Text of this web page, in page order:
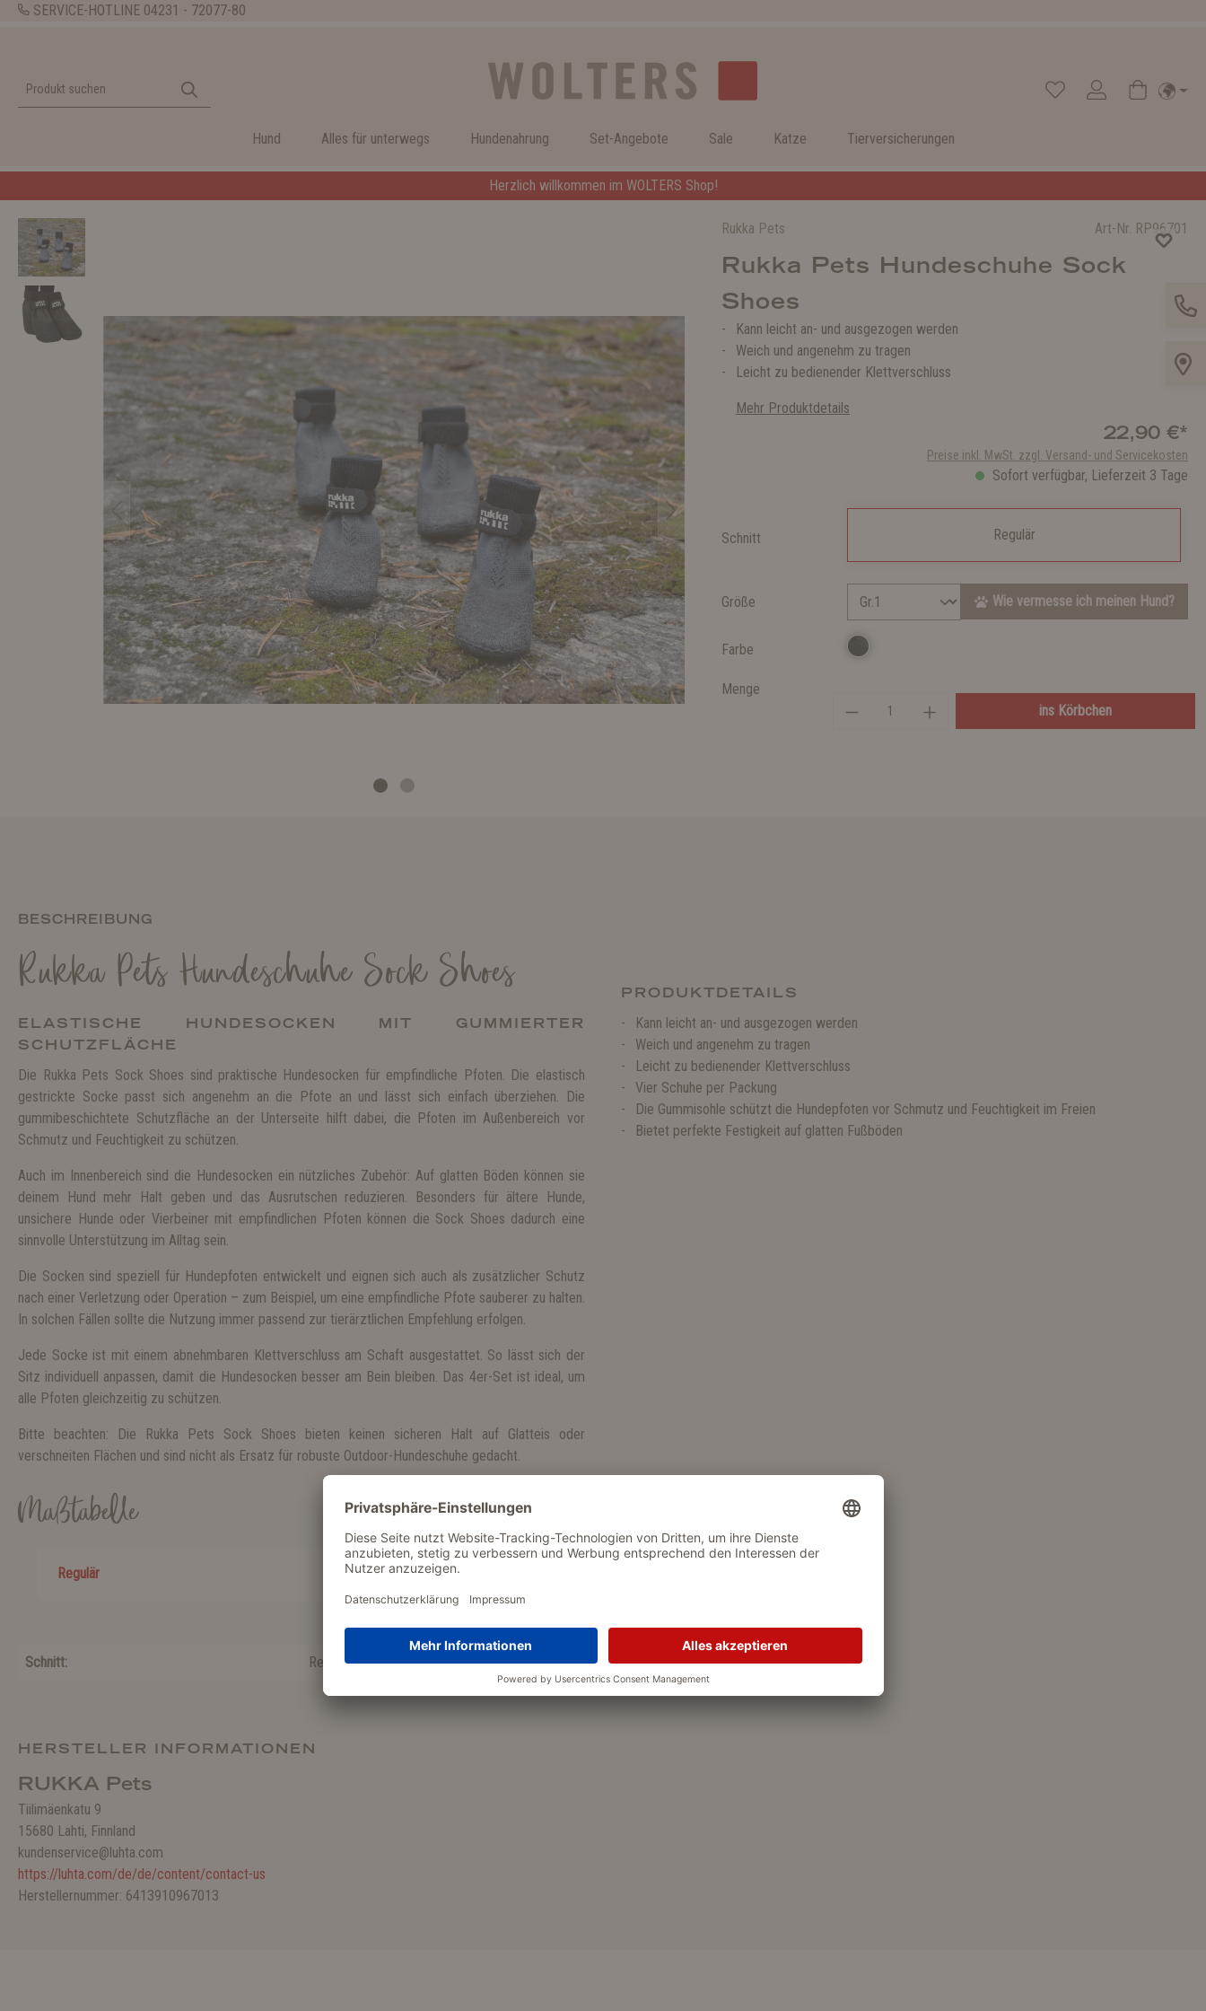
SERVICE-HOTLINE 04231 - 72077-80
Hund Alles für unterwegs Hundenahrung Set-Angebote Sale Katze Tierversicherungen
Herzlich willkommen im WOLTERS Shop!
Rukka Pets Art-Nr. RP96701
Rukka Pets Hundeschuhe Sock
Shoes
Kann leicht an- und ausgezogen werden
Weich und angenehm zu tragen
Leicht zu bedienender Klettverschluss
Mehr Produktdetails
22,90 €*
Preise inkl. MwSt. zzgl. Versand- und Servicekosten
Sofort verfügbar, Lieferzeit 3 Tage
Schnitt Regulär
Größe Wie vermesse ich meinen Hund?
Farbe
Menge
ins Körbchen
BESCHREIBUNG
Rukka Pets Hundeschuhe Sock Shoes
ELASTISCHE HUNDESOCKEN MIT GUMMIERTER
SCHUTZFLÄCHE
Die Rukka Pets Sock Shoes sind praktische Hundesocken für empfindliche Pfoten. Die elastisch
gestrickte Socke passt sich angenehm an die Pfote an und lässt sich einfach überziehen. Die
gummibeschichtete Schutzfläche an der Unterseite hilft dabei, die Pfoten im Außenbereich vor
Schmutz und Feuchtigkeit zu schützen.
Auch im Innenbereich sind die Hundesocken ein nützliches Zubehör: Auf glatten Böden können sie
deinem Hund mehr Halt geben und das Ausrutschen reduzieren. Besonders für ältere Hunde,
unsichere Hunde oder Vierbeiner mit empfindlichen Pfoten können die Sock Shoes dadurch eine
sinnvolle Unterstützung im Alltag sein.
Die Socken sind speziell für Hundepfoten entwickelt und eignen sich auch als zusätzlicher Schutz
nach einer Verletzung oder Operation – zum Beispiel, um eine empfindliche Pfote sauberer zu halten.
In solchen Fällen sollte die Nutzung immer passend zur tierärztlichen Empfehlung erfolgen.
Jede Socke ist mit einem abnehmbaren Klettverschluss am Schaft ausgestattet. So lässt sich der
Sitz individuell anpassen, damit die Hundesocken besser am Bein bleiben. Das 4er-Set ist ideal, um
alle Pfoten gleichzeitig zu schützen.
Bitte beachten: Die Rukka Pets Sock Shoes bieten keinen sicheren Halt auf Glatteis oder
verschneiten Flächen und sind nicht als Ersatz für robuste Outdoor-Hundeschuhe gedacht.
Maßtabelle
Regulär
Schnitt: Regulär
HERSTELLER INFORMATIONEN
RUKKA Pets
Tiilimäenkatu 9
15680 Lahti, Finnland
kundenservice@luhta.com
https://luhta.com/de/de/content/contact-us
Herstellernummer: 6413910967013
PRODUKTDETAILS
Kann leicht an- und ausgezogen werden
Weich und angenehm zu tragen
Leicht zu bedienender Klettverschluss
Vier Schuhe per Packung
Die Gummisohle schützt die Hundepfoten vor Schmutz und Feuchtigkeit im Freien
Bietet perfekte Festigkeit auf glatten Fußböden